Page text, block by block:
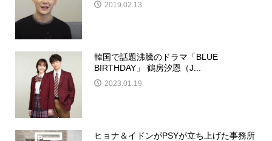
2019.02.13
韓国で話題沸騰のドラマ「BLUE
BIRTHDAY」 鶴房汐恩（J...
2023.01.19
ヒョナ＆イドンがPSYが立ち上げた事務所